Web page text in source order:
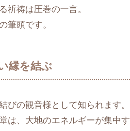
祈祷は圧巻の一言。
筆頭です。
縁を結ぶ
びの観音様として知られます。
は、大地のエネルギーが集中す